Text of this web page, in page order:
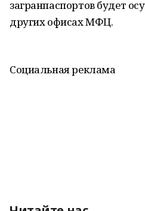
загранпаспортов будет
других офисах МФЦ.
Социальная реклама